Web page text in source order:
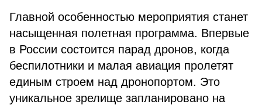
Главной особенностью мероприятия станет
насыщенная полетная программа. Впервые
в России состоится парад дронов, когда
беспилотники и малая авиация пролетят
единым строем над дронопортом. Это
уникальное зрелище запланировано на